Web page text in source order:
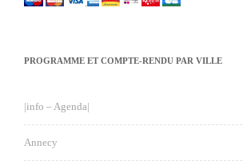
PROGRAMME ET COMPTE-RENDU PAR VILLE
|info – Agenda|
Annecy